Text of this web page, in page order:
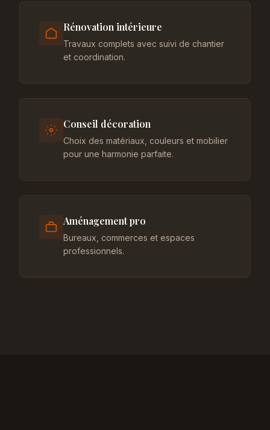
Rénovation intérieure
Travaux complets avec suivi de chantier
et coordination.
Conseil décoration
Choix des matériaux, couleurs et mobilier
pour une harmonie parfaite.
Aménagement pro
Bureaux, commerces et espaces
professionnels.